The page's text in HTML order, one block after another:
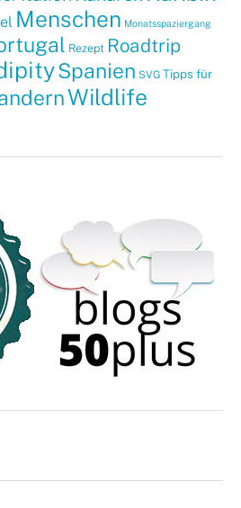
Menschen Monatsspaziergang
Rezept Roadtrip
Spanien SVG Tipps für
Wildlife